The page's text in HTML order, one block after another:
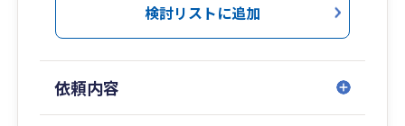
検討リストに追加
依頼内容